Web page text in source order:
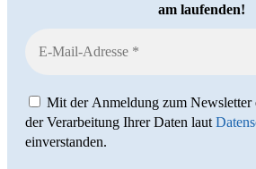
am laufenden!
Mit der Anmeldung zum Newsletter
der Verarbeitung Ihrer Daten laut
einverstanden.